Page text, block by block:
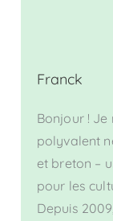
Franck
Bonjour !
polyvalent
et breton –
pour les
Depuis